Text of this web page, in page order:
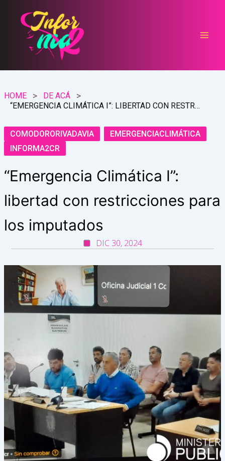
contenido
HOME
DE ACÁ
“EMERGENCIA CLIMÁTICA I”: LIBERTAD CON RESTRICCIONES PARA LOS IMPUTADOS
COMODORORIVADAVIA
EMERGENCIACLIMÁTICA
INFORMA2CR
“Emergencia Climática I”:
libertad con restricciones para
los imputados
DIC 30, 2024